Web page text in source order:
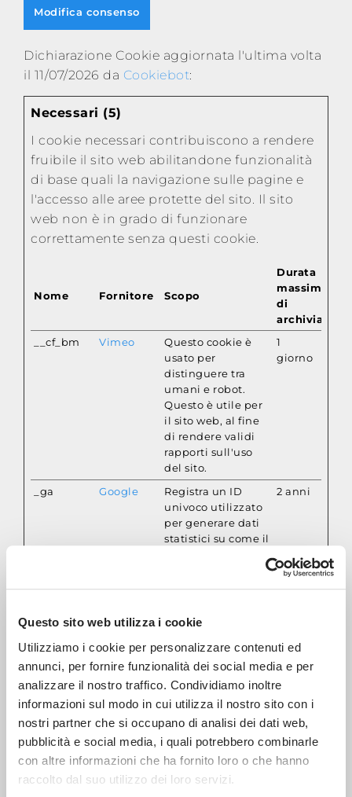
Questo sito web utilizza i cookie
Utilizziamo i cookie per personalizzare contenuti ed
annunci, per fornire funzionalità dei social media e per
analizzare il nostro traffico. Condividiamo inoltre
informazioni sul modo in cui utilizza il nostro sito con i
nostri partner che si occupano di analisi dei dati web,
pubblicità e social media, i quali potrebbero combinarle
con altre informazioni che ha fornito loro o che hanno
raccolto dal suo utilizzo dei loro servizi.
Modifica consenso
Dichiarazione Cookie aggiornata l'ultima volta
il 11/07/2026 da Cookiebot:
Necessari (5)
I cookie necessari contribuiscono a rendere
fruibile il sito web abilitandone funzionalità
di base quali la navigazione sulle pagine e
l'accesso alle aree protette del sito. Il sito
web non è in grado di funzionare
correttamente senza questi cookie.
Nome Fornitore Scopo
Durata
massima
di
__cf_bm
Vimeo
Questo cookie è
usato per
distinguere tra
umani e robot.
Questo è utile per
il sito web, al fine
di rendere validi
rapporti sull'uso
del sito.
1
giorno
_ga Google
Registra un ID
univoco utilizzato
per generare dati
statistici su come il
2 anni
_ga_# Google
Utilizzato da
per raccogliere
dati sul numero di
utente ha visitato
il sito internet,
oltre che le dati
per la prima visita
e la visita più
recente.
2 anni
ASP.NET_
www.aerre
Preserva gli stati